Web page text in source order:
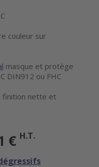
couleur sur
masque et protège
DIN912 ou FHC
finition nette et
€ H.T.